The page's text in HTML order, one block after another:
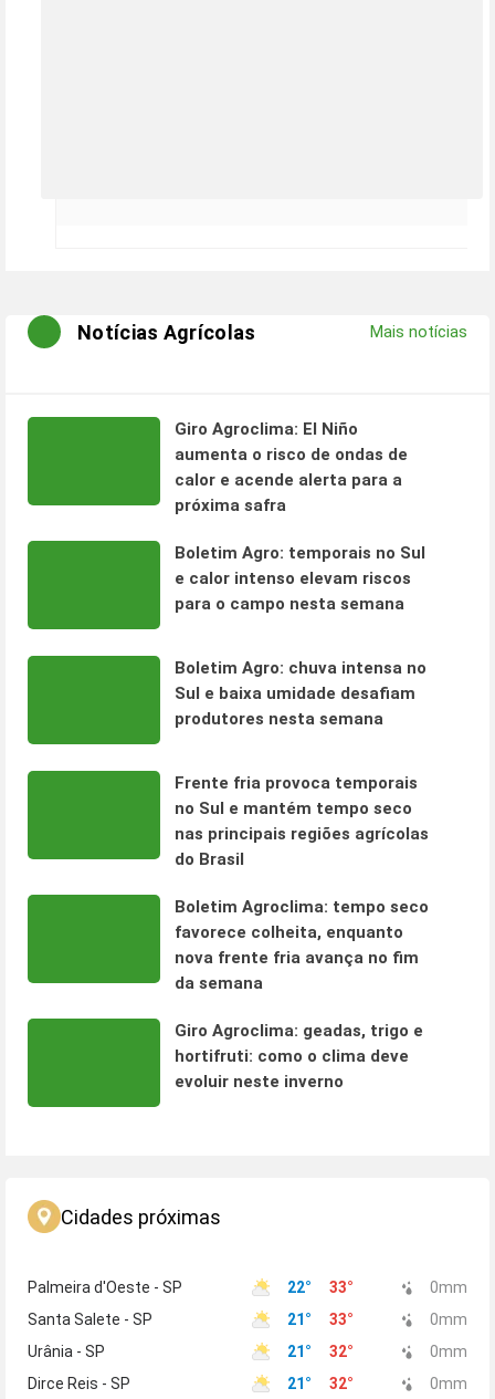
Notícias Agrícolas Mais notícias
Giro Agroclima: El Niño
aumenta o risco de ondas de
calor e acende alerta para a
próxima safra
Boletim Agro: temporais no Sul
e calor intenso elevam riscos
para o campo nesta semana
Boletim Agro: chuva intensa no
Sul e baixa umidade desafiam
produtores nesta semana
Frente fria provoca temporais
no Sul e mantém tempo seco
nas principais regiões agrícolas
do Brasil
Boletim Agroclima: tempo seco
favorece colheita, enquanto
nova frente fria avança no fim
da semana
Giro Agroclima: geadas, trigo e
hortifruti: como o clima deve
evoluir neste inverno
Cidades próximas
Palmeira d'Oeste - SP 22° 33° 0mm
Santa Salete - SP
21° 33° 0mm
Urânia - SP
21° 32° 0mm
Dirce Reis - SP
21° 32° 0mm